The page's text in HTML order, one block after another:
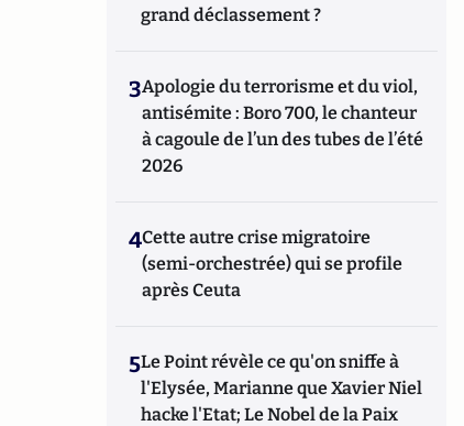
grand déclassement ?
3Apologie du terrorisme et du viol,
antisémite : Boro 700, le chanteur
à cagoule de l’un des tubes de l’été
2026
4Cette autre crise migratoire
(semi-orchestrée) qui se profile
après Ceuta
5Le Point révèle ce qu'on sniffe à
l'Elysée, Marianne que Xavier Niel
hacke l'Etat; Le Nobel de la Paix